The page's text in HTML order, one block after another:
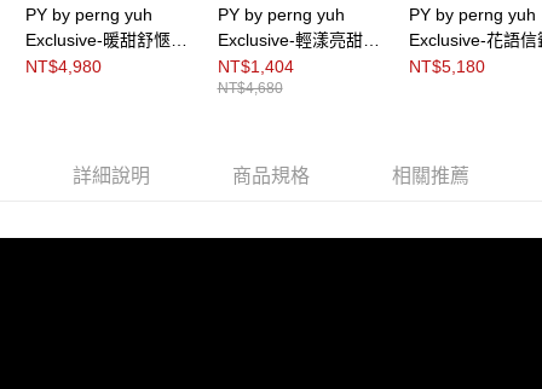
４．使用「AFTEE先享後付」時，將依據個別帳號之用戶狀況，依本公司即
時審查核予不同之上限額度；若仍有額度不足之情形，本公司將視審查結果
請求用戶進行身份認證。
５．嚴禁一人註冊多個帳號或使用他人資訊註冊。若發現惡意使用之情形，
恩沛科技股份有限公司將有權停止該用戶之使用額度並採取法律行動。
PY by perng yuh
Exclusive-暖甜舒愜緹
花珠飾針織衫
NT$4,980
PY by perng yuh
Exclusive-輕漾亮甜細
織Ｖ領條紋針織衫
NT$1,404
NT$4,680
PY by perng yuh
Exclusive-花語信
案刺繡針織衫
NT$5,180
詳細說明 商品規格 相關推薦